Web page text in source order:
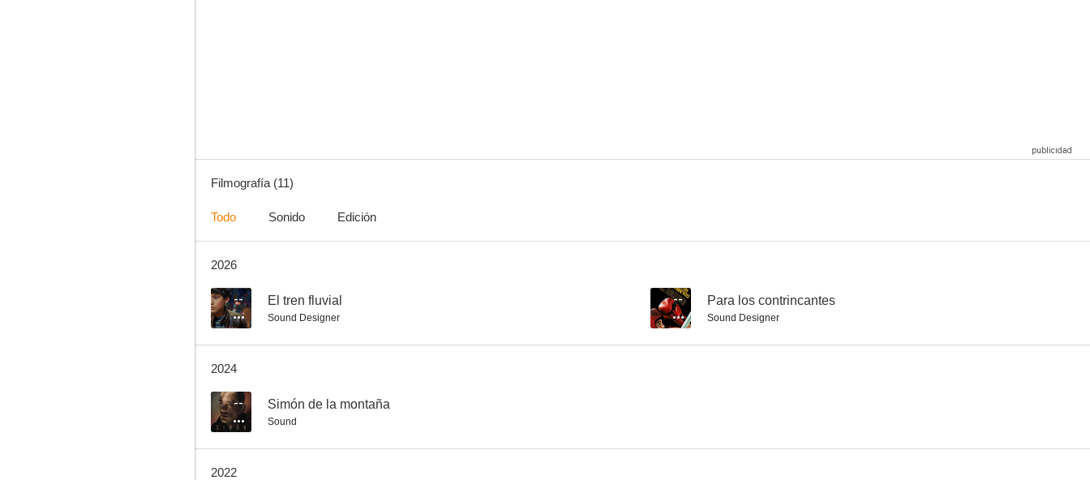
Filmografía (11)
Todo Sonido Edición
2026
-- El tren fluvial
Sound Designer
-- Para los contrincantes
Sound Designer
2024
-- Simón de la montaña
Sound
2022